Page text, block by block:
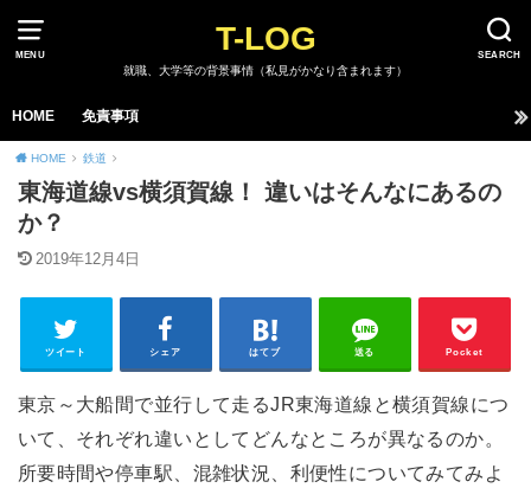
MENU SEARCH
T-LOG
就職、大学等の背景事情（私見がかなり含まれます）
HOME 免責事項
HOME 鉄道
東海道線vs横須賀線！ 違いはそんなにあるの
か？
2019年12月4日
ツイート シェア はてブ 送る Pocket
東京～大船間で並行して走るJR東海道線と横須賀線につ
いて、それぞれ違いとしてどんなところが異なるのか。
所要時間や停車駅、混雑状況、利便性についてみてみよ